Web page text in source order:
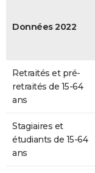
Données 2022
Retraités et pré-
retraités de 15-64
ans
Stagiaires et
étudiants de 15-64
ans